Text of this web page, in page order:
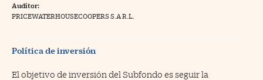
a Cinco Días
Auditor:
PRICEWATERHOUSECOOPERS S.A R.L.
Política de inversión
El objetivo de inversión del Subfondo es seguir la